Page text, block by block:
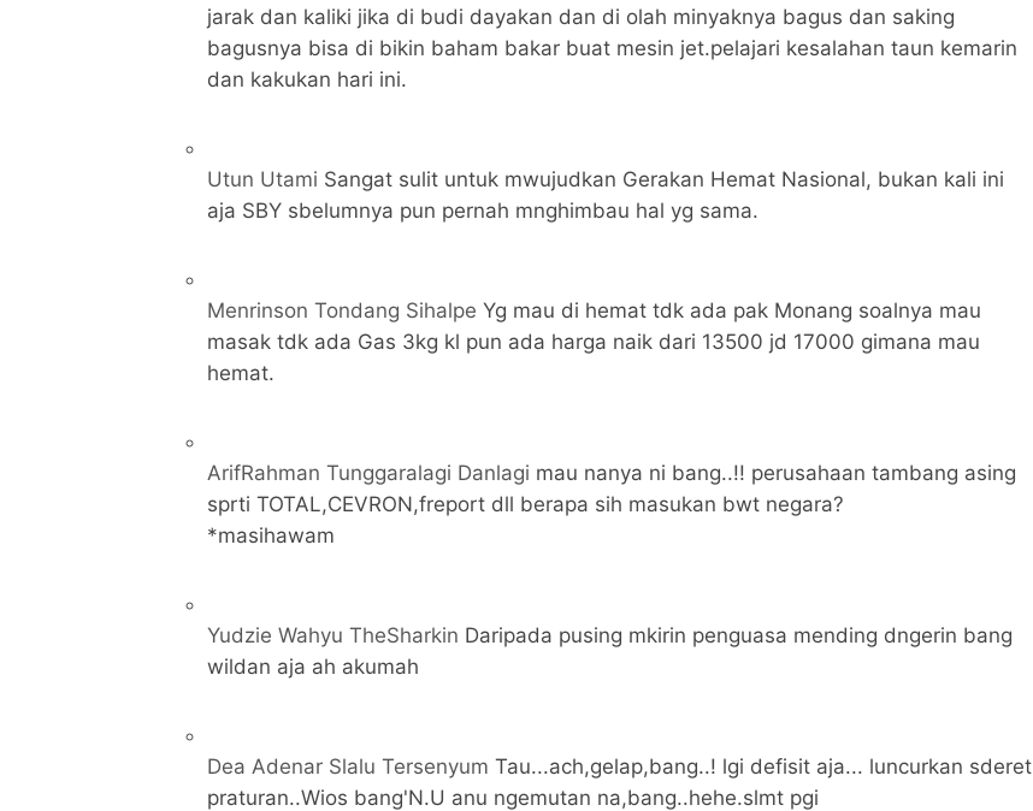
jarak dan kaliki jika di budi dayakan dan di olah minyaknya bagus dan saking
bagusnya bisa di bikin baham bakar buat mesin jet.pelajari kesalahan taun kemarin
dan kakukan hari ini.
Utun Utami Sangat sulit untuk mwujudkan Gerakan Hemat Nasional, bukan kali ini
aja SBY sbelumnya pun pernah mnghimbau hal yg sama.
Menrinson Tondang Sihalpe Yg mau di hemat tdk ada pak Monang soalnya mau
masak tdk ada Gas 3kg kl pun ada harga naik dari 13500 jd 17000 gimana mau
hemat.
ArifRahman Tunggaralagi Danlagi mau nanya ni bang..!! perusahaan tambang asing
sprti TOTAL,CEVRON,freport dll berapa sih masukan bwt negara?
*masihawam
Yudzie Wahyu TheSharkin Daripada pusing mkirin penguasa mending dngerin bang
wildan aja ah akumah
Dea Adenar Slalu Tersenyum Tau...ach,gelap,bang..! lgi defisit aja... luncurkan sderet
praturan..Wios bang'N.U anu ngemutan na,bang..hehe.slmt pgi